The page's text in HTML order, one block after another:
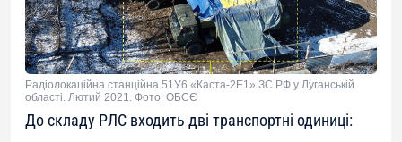
Радіолокаційна станційна 51У6 «Каста-2Е1» ЗС РФ у Луганській
області. Лютий 2021. Фото: ОБСЄ
До складу РЛС входить дві транспортні одиниці: